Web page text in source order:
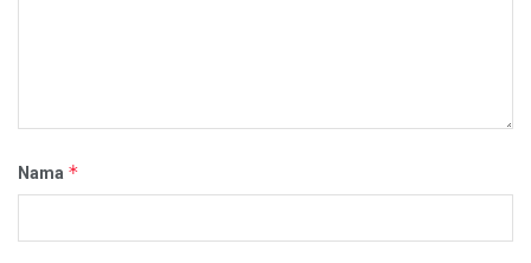
Nama *